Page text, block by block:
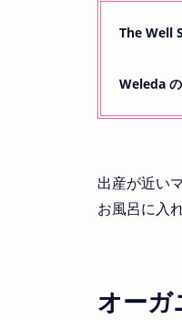
The Well
Weleda
出産が近い
お風呂に入
オー